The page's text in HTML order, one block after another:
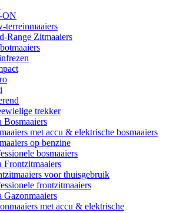
ON
terreinmaaiers
Range Zitmaaiers
trekker
Bosmaaiers
met accu & elektrische bosmaaiers
op benzine
bosmaaiers
Frontzitmaaiers
voor thuisgebruik
frontzitmaaiers
Gazonmaaiers
met accu & elektrische